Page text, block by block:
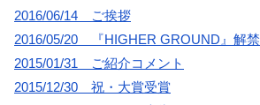
2016/06/14 ご挨拶
2016/05/20 『HIGHER GROUND』解禁
2015/01/31 ご紹介コメント
2015/12/30 祝・大賞受賞